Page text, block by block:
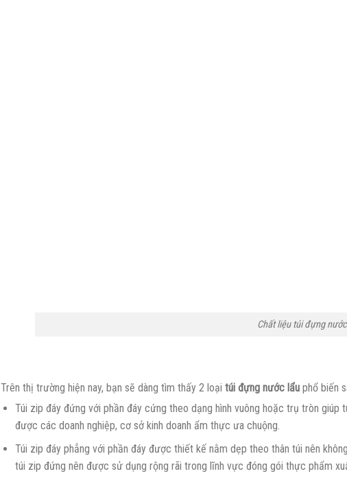
Chất liệu túi đựng
Trên thị trường hiện nay, bạn sẽ dàng tìm thấy 2 loại túi đựng nước lẩu phổ biến
Túi zip đáy đứng với phần đáy cứng theo dạng hình vuông hoặc trụ tròn
được các doanh nghiệp, cơ sở kinh doanh ẩm thực ưa chuộng.
Túi zip đáy phẳng với phần đáy được thiết kế nằm dẹp theo thân túi nên
túi zip đứng nên được sử dụng rộng rãi trong lĩnh vực đóng gói thực phẩm